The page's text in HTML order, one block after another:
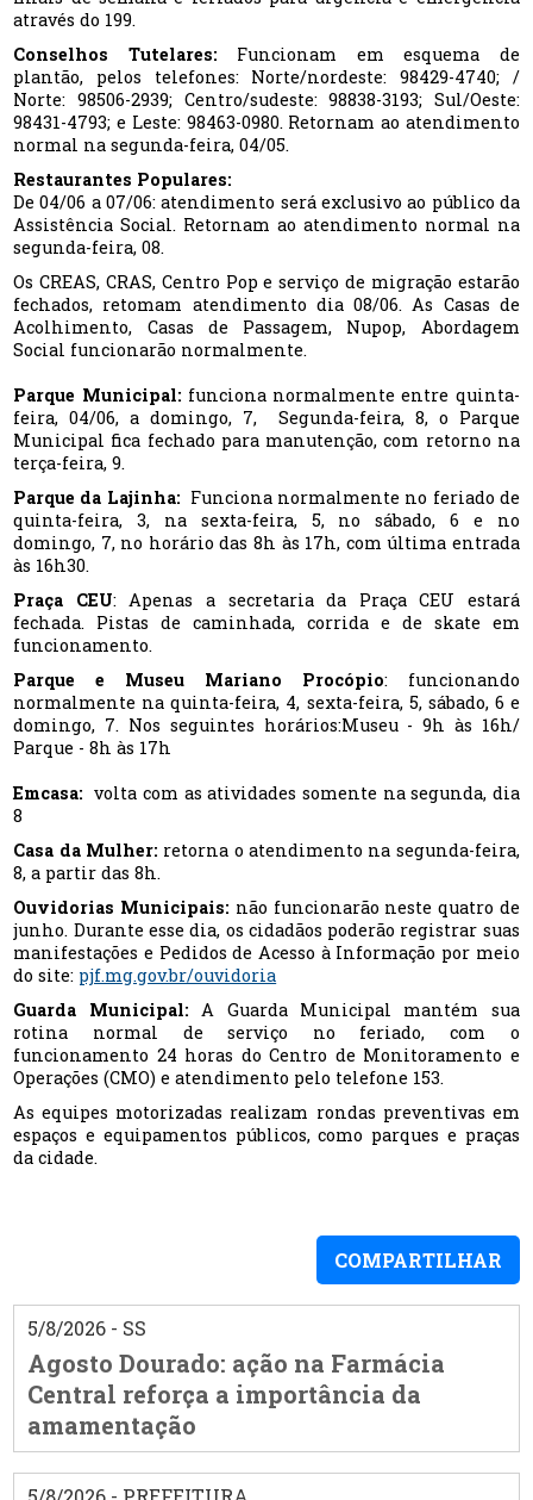
através do 199.
Conselhos Tutelares: Funcionam em esquema de
plantão, pelos telefones: Norte/nordeste: 98429-4740; /
Norte: 98506-2939; Centro/sudeste: 98838-3193; Sul/Oeste:
98431-4793; e Leste: 98463-0980. Retornam ao atendimento
normal na segunda-feira, 04/05.
Restaurantes Populares:
De 04/06 a 07/06: atendimento será exclusivo ao público da
Assistência Social. Retornam ao atendimento normal na
segunda-feira, 08.
Os CREAS, CRAS, Centro Pop e serviço de migração estarão
fechados, retomam atendimento dia 08/06. As Casas de
Acolhimento, Casas de Passagem, Nupop, Abordagem
Social funcionarão normalmente.
Parque Municipal: funciona normalmente entre quinta-
feira, 04/06, a domingo, 7, Segunda-feira, 8, o Parque
Municipal fica fechado para manutenção, com retorno na
terça-feira, 9.
Parque da Lajinha: Funciona normalmente no feriado de
quinta-feira, 3, na sexta-feira, 5, no sábado, 6 e no
domingo, 7, no horário das 8h às 17h, com última entrada
às 16h30.
Praça CEU: Apenas a secretaria da Praça CEU estará
fechada. Pistas de caminhada, corrida e de skate em
funcionamento.
Parque e Museu Mariano Procópio: funcionando
normalmente na quinta-feira, 4, sexta-feira, 5, sábado, 6 e
domingo, 7. Nos seguintes horários:Museu - 9h às 16h/
Parque - 8h às 17h
Emcasa: volta com as atividades somente na segunda, dia
8
Casa da Mulher: retorna o atendimento na segunda-feira,
8, a partir das 8h.
Ouvidorias Municipais: não funcionarão neste quatro de
junho. Durante esse dia, os cidadãos poderão registrar suas
manifestações e Pedidos de Acesso à Informação por meio
do site: pjf.mg.gov.br/ouvidoria
Guarda Municipal: A Guarda Municipal mantém sua
rotina normal de serviço no feriado, com o
funcionamento 24 horas do Centro de Monitoramento e
Operações (CMO) e atendimento pelo telefone 153.
As equipes motorizadas realizam rondas preventivas em
espaços e equipamentos públicos, como parques e praças
da cidade.
COMPARTILHAR
5/8/2026 - SS
Agosto Dourado: ação na Farmácia
Central reforça a importância da
amamentação